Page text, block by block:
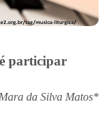
participar
da Silva Matos*